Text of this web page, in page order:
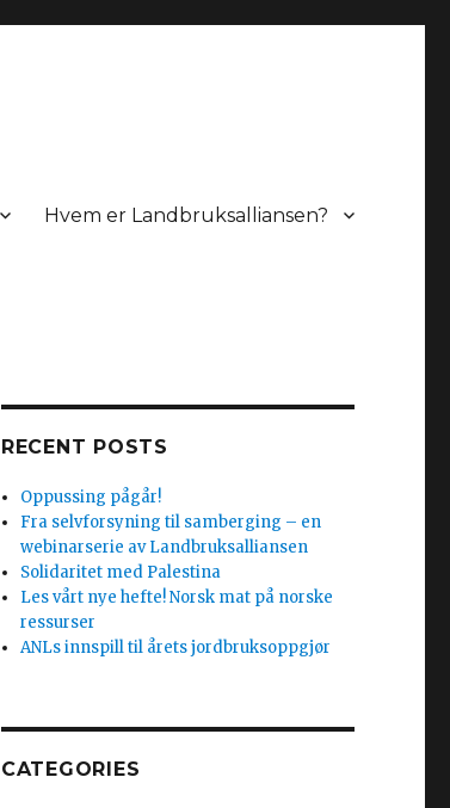
Hvem er Landbruksalliansen?
RECENT POSTS
Oppussing pågår!
Fra selvforsyning til samberging – en
webinarserie av Landbruksalliansen
Solidaritet med Palestina
Les vårt nye hefte! Norsk mat på norske
ressurser
ANLs innspill til årets jordbruksoppgjør
CATEGORIES